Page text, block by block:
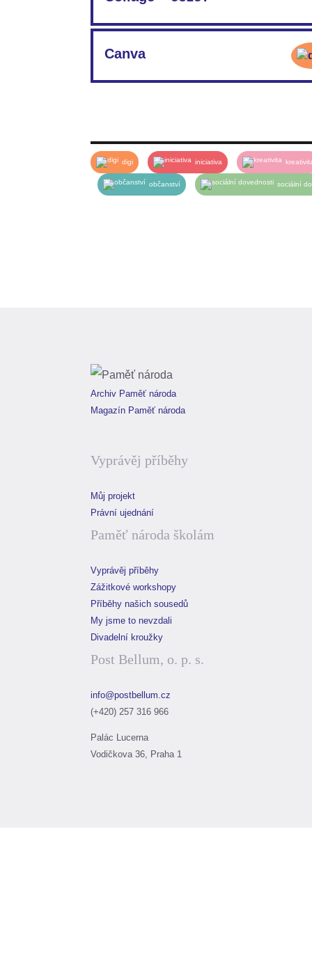
PDF:12_PL_Collage-cože
Canva
PDF:13_Canva_jak na to_ Ukázka fotokoláže
digi iniciativa
občanství sociální
Archiv Paměť národa
Magazín Paměť národa
Vyprávěj příběhy
Můj projekt
Právní ujednání
Paměť národa školám
Vyprávěj příběhy
Zážitkové workshopy
Příběhy našich sousedů
My jsme to nevzdali
Divadelní kroužky
Post Bellum, o. p. s.
info@postbellum.cz
(+420) 257 316 966
Palác Lucerna
Vodičkova 36, Praha 1